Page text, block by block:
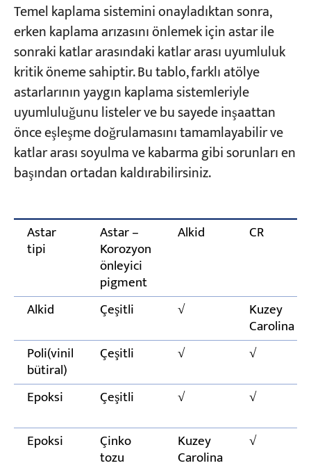
Temel kaplama sistemini onayladıktan sonra,
erken kaplama arızasını önlemek için astar ile
sonraki katlar arasındaki katlar arası uyumluluk
kritik öneme sahiptir. Bu tablo, farklı atölye
astarlarının yaygın kaplama sistemleriyle
uyumluluğunu listeler ve bu sayede inşaattan
önce eşleşme doğrulamasını tamamlayabilir ve
katlar arası soyulma ve kabarma gibi sorunları en
başından ortadan kaldırabilirsiniz.
Astar
tipi
Astar –
Korozyon
önleyici
pigment
Alkid CR
Alkid Çeşitli √ Kuzey
Carolina
Poli(vinil
bütiral)
Çeşitli √ √
Epoksi Çeşitli √ √
Epoksi Çinko
tozu
Kuzey
Carolina
√